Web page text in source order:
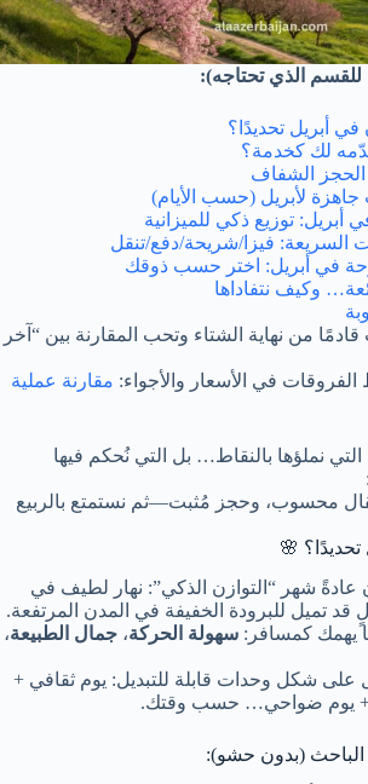
للقسم الذي تحتاجه):
في أبريل تحديدًا؟
لك كخدمة؟
أبريل: توزيع ذكي للميزانية
السريعة: فيزا/شريحة/دفع/تنقل
في أبريل: اختر حسب ذوقك
وكيف نتفاداها
من نهاية الشتاء وتحب المقارنة بين “آخر
الفروقات في الأسعار والأجواء: مقارنة عملية
نملؤها بالنقاط… بل التي نُحكم فيها
محسوب، وحجز مُثبت—ثم نستمتع بالربيع
تحديدًا؟ 🌸
عادةً شهر “التوازن الذكي”: نهار لطيف في
قد تميل للبرودة الخفيفة في المدن المرتفعة.
يهمك كمسافر: سهولة الحركة، جمال الطبيعة،
على شكل وحدات قابلة للتبديل: يوم ثقافي +
+ يوم ضواحي… حسب وقتك.
الباحث (بدون حشو):